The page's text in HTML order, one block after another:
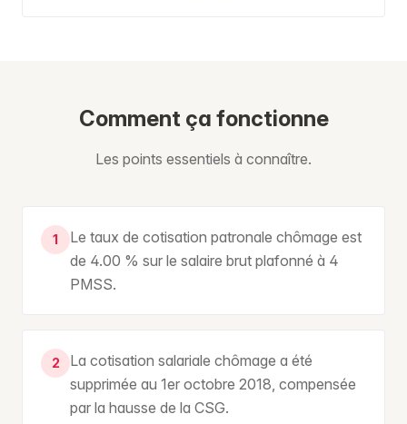
Comment ça fonctionne
Les points essentiels à connaître.
1
Le taux de cotisation patronale chômage est
de 4.00 % sur le salaire brut plafonné à 4
PMSS.
2
La cotisation salariale chômage a été
supprimée au 1er octobre 2018, compensée
par la hausse de la CSG.